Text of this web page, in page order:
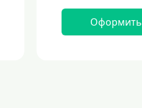
Оформить